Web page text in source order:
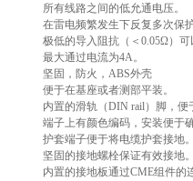
所有线路之间的低允通电压。
在雷电频繁发生下反复多次保
极低的导入阻抗（＜0.05Ω）
最大通过电流为4A。
坚固，防火，ABS外壳
便于在基座或者测部平装。
内置的滑轨（DIN rail）脚，
端子上有颜色编码，安装便于
护套端子便于将电缆护套接地
坚固的接地螺栓保证有效接地
内置的接地板通过CME组件的